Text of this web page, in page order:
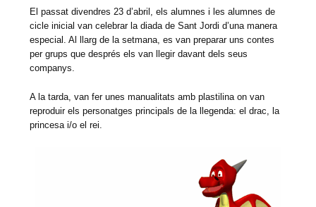
El passat divendres 23 d’abril, els alumnes i les alumnes de
cicle inicial van celebrar la diada de Sant Jordi d’una manera
especial. Al llarg de la setmana, es van preparar uns contes
per grups que després els van llegir davant dels seus
companys.
A la tarda, van fer unes manualitats amb plastilina on van
reproduir els personatges principals de la llegenda: el drac, la
princesa i/o el rei.